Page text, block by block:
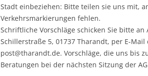
Stadt einbeziehen: Bitte teilen sie uns mit,
Verkehrsmarkierungen fehlen.
Schriftliche Vorschläge schicken Sie bitte
Schillerstraße 5, 01737 Tharandt, per E-
post@tharandt.de. Vorschläge, die uns bis
Beratungen bei der nächsten Sitzung der